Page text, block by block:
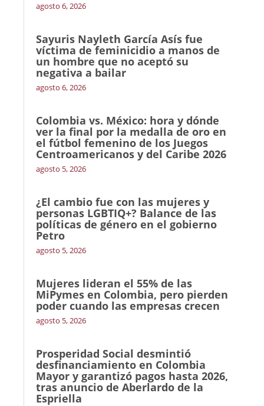
agosto 6, 2026
Sayuris Nayleth García Asís fue
víctima de feminicidio a manos de
un hombre que no aceptó su
negativa a bailar
agosto 6, 2026
Colombia vs. México: hora y dónde
ver la final por la medalla de oro en
el fútbol femenino de los Juegos
Centroamericanos y del Caribe 2026
agosto 5, 2026
¿El cambio fue con las mujeres y
personas LGBTIQ+? Balance de las
políticas de género en el gobierno
Petro
agosto 5, 2026
Mujeres lideran el 55% de las
MiPymes en Colombia, pero pierden
poder cuando las empresas crecen
agosto 5, 2026
Prosperidad Social desmintió
desfinanciamiento en Colombia
Mayor y garantizó pagos hasta 2026,
tras anuncio de Aberlardo de la
Espriella